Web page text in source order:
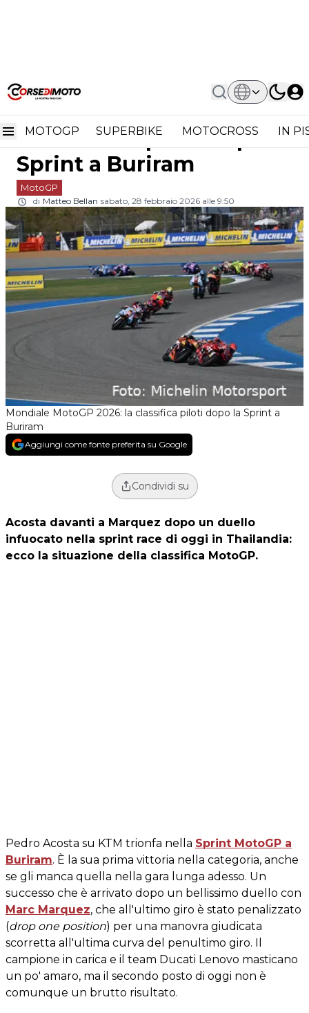
MOTOGP SUPERBIKE MOTOCROSS IN
Home MotoGP
MotoGP Thailandia 2026: La Classifica
MotoGP Thailandia 2026:
la classifica piloti dopo la
Sprint a Buriram
MotoGP
di Matteo Bellan sabato, 28 febbraio 2026 alle 9:50
Mondiale MotoGP 2026: la classifica piloti dopo la Sprint a
Buriram
Aggiungi come fonte preferita su Google
Condividi su
Acosta davanti a Marquez dopo un duello
infuocato nella sprint race di oggi in Thailandia:
ecco la situazione della classifica MotoGP.
Pedro Acosta su KTM trionfa nella Sprint MotoGP a
Buriram. È la sua prima vittoria nella categoria, anche
se gli manca quella nella gara lunga adesso. Un
successo che è arrivato dopo un bellissimo duello con
Marc Marquez, che all'ultimo giro è stato penalizzato
(drop one position) per una manovra giudicata
scorretta all'ultima curva del penultimo giro. Il
campione in carica e il team Ducati Lenovo masticano
un po' amaro, ma il secondo posto di oggi non è
comunque un brutto risultato.